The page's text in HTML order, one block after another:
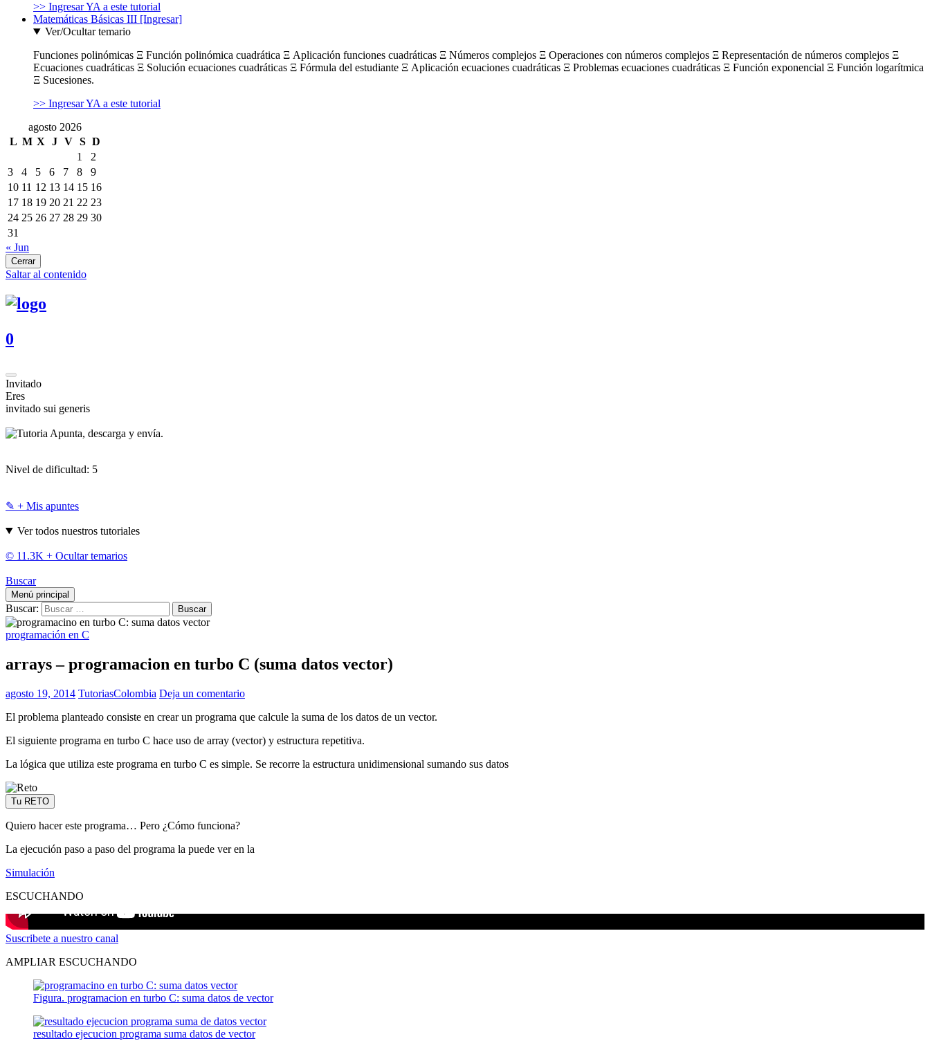
>> Ingresar YA a este tutorial
Matemáticas Básicas III [Ingresar]
Ver/Ocultar temario
Funciones polinómicas Ξ Función polinómica cuadrática Ξ Aplicación funciones cuadráticas Ξ Números complejos Ξ Operaciones con números complejos Ξ Representación de números complejos Ξ
Ecuaciones cuadráticas Ξ Solución ecuaciones cuadráticas Ξ Fórmula del estudiante Ξ Aplicación ecuaciones cuadráticas Ξ Problemas ecuaciones cuadráticas Ξ Función exponencial Ξ Función logarítmica
Ξ Sucesiones.
>> Ingresar YA a este tutorial
agosto 2026
L M X J V S D
1
2
3
4 5 6 7 8
9
10 11 12 13 14 15 16
17 18 19 20 21 22 23
24 25 26 27 28 29 30
31
« Jun
Cerrar
Saltar al contenido
0
Invitado
Eres
invitado sui generis
Apunta, descarga y envía.
Nivel de dificultad: 5
✎ + Mis apuntes
Ver todos nuestros tutoriales
© 11.3K + Ocultar temarios
Buscar
Menú principal
Buscar:
programación en C
arrays – programacion en turbo C (suma datos vector)
agosto 19, 2014 TutoriasColombia Deja un comentario
El problema planteado consiste en crear un programa que calcule la suma de los datos de un vector.
El siguiente programa en turbo C hace uso de array (vector) y estructura repetitiva.
La lógica que utiliza este programa en turbo C es simple. Se recorre la estructura unidimensional sumando sus datos
Tu RETO
Quiero hacer este programa… Pero ¿Cómo funciona?
La ejecución paso a paso del programa la puede ver en la
Simulación
ESCUCHANDO
Suscribete a nuestro canal
AMPLIAR ESCUCHANDO
Figura. programacion en turbo C: suma datos de vector
resultado ejecucion programa suma datos de vector